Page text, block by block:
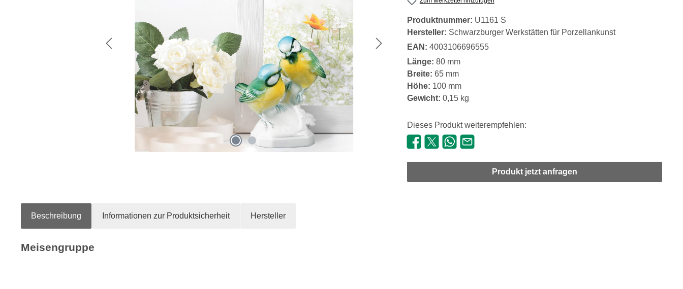
Produktnummer: U1161 S
Hersteller: Schwarzburger Werkstätten für Porzellankunst
EAN: 4003106696555
Länge: 80 mm
Breite: 65 mm
Höhe: 100 mm
Gewicht: 0,15 kg
Dieses Produkt weiterempfehlen:
Produkt jetzt anfragen
Beschreibung Informationen zur Produktsicherheit Hersteller
Meisengruppe